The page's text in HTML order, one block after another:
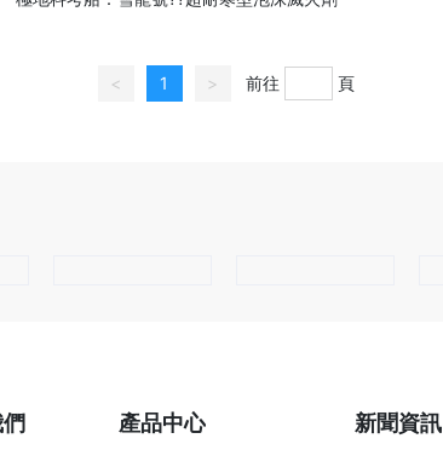
< 1 > 前往 頁
產品中心 新聞資訊